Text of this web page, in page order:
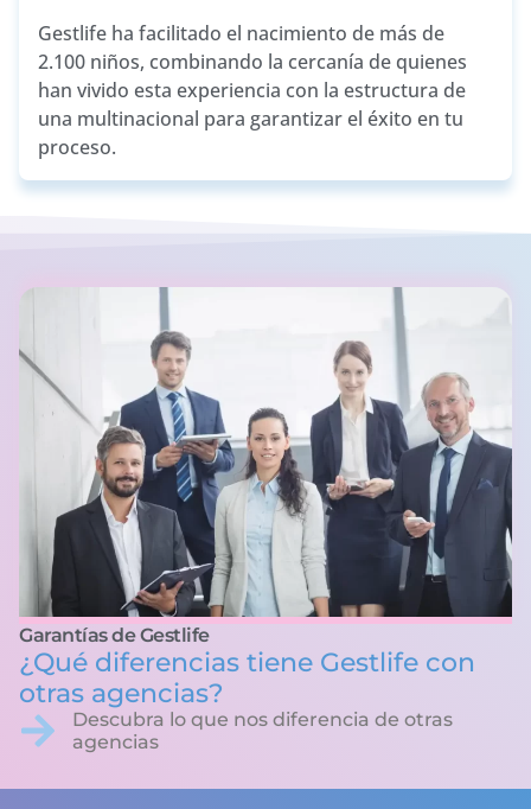
Gestlife ha facilitado el nacimiento de más de
2.100 niños, combinando la cercanía de quienes
han vivido esta experiencia con la estructura de
una multinacional para garantizar el éxito en tu
proceso.
Garantías de Gestlife
¿Qué diferencias tiene Gestlife con
otras agencias?
Descubra lo que nos diferencia de otras
agencias